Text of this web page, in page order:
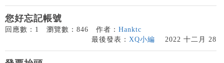
您好忘記帳號
回應數：1 瀏覽數：846 作者： Hanktc
最後發表： XQ小編 2022 十二月 28